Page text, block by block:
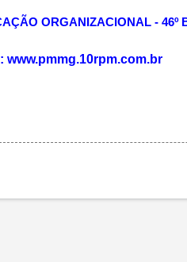
ORGANIZACIONAL - 46º
www.pmmg.10rpm.com.br